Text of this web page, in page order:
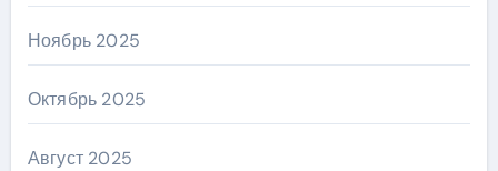
Ноябрь 2025
Октябрь 2025
Август 2025